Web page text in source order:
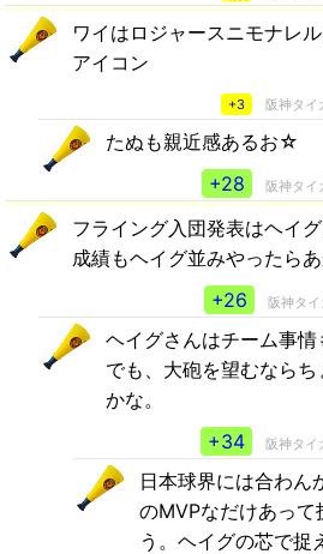
ワイはロジャースニモナレ
アイコン
+3 阪神タイ
たぬも親近感あるお☆
+28
阪神タイ
フライング入団発表はヘイ
成績もヘイグ並みやったら
+26
阪神タイ
ヘイグさんはチーム事
でも、大砲を望むなら
かな。
+34
阪神タイ
日本球界には合わん
のMVPなだけあっ
う。ヘイグの芯で捉